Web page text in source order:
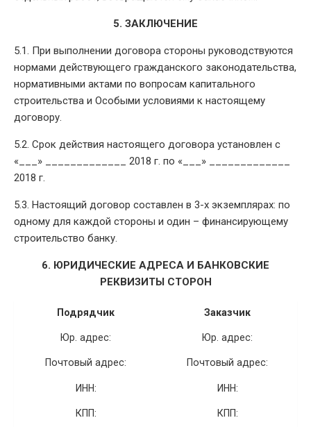
5. ЗАКЛЮЧЕНИЕ
5.1. При выполнении договора стороны руководствуются
нормами действующего гражданского законодательства,
нормативными актами по вопросам капитального
строительства и Особыми условиями к настоящему
договору.
5.2. Срок действия настоящего договора установлен с
«___» _____________ 2018 г. по «___» _____________
2018 г.
5.3. Настоящий договор составлен в 3-х экземплярах: по
одному для каждой стороны и один – финансирующему
строительство банку.
6. ЮРИДИЧЕСКИЕ АДРЕСА И БАНКОВСКИЕ
РЕКВИЗИТЫ СТОРОН
Подрядчик
Юр. адрес:
Почтовый адрес:
ИНН:
КПП:
Заказчик
Юр. адрес:
Почтовый адрес:
ИНН:
КПП: